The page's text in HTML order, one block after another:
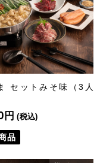
セットみそ味（3人
円 (税込)
品